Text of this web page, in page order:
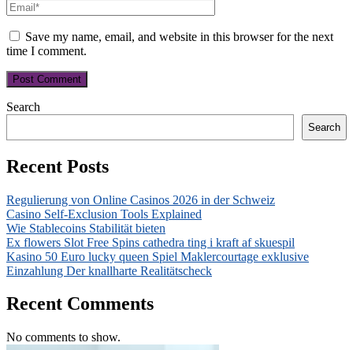
Save my name, email, and website in this browser for the next
time I comment.
Search
Search
Recent Posts
Regulierung von Online Casinos 2026 in der Schweiz
Casino Self-Exclusion Tools Explained
Wie Stablecoins Stabilität bieten
Ex flowers Slot Free Spins cathedra ting i kraft af skuespil
Kasino 50 Euro lucky queen Spiel Maklercourtage exklusive
Einzahlung Der knallharte Realitätscheck
Recent Comments
No comments to show.